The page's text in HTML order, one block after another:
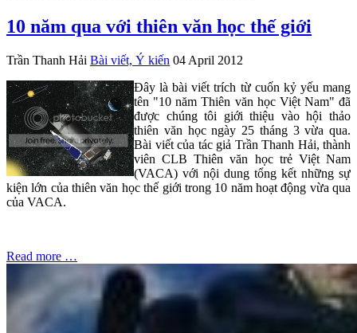
10 năm qua với thiên văn học thế giới
Trần Thanh Hải Bài viết, Ý kiến 04 April 2012
Đây là bài viết trích từ cuốn kỷ yếu mang
tên "10 năm Thiên văn học Việt Nam" đã
được chúng tôi giới thiệu vào hội thảo
thiên văn học ngày 25 tháng 3 vừa qua.
Bài viết của tác giả Trần Thanh Hải, thành
viên CLB Thiên văn học trẻ Việt Nam
(VACA) với nội dung tổng kết những sự
kiện lớn của thiên văn học thế giới trong 10 năm hoạt động vừa qua
của VACA.
Read more …